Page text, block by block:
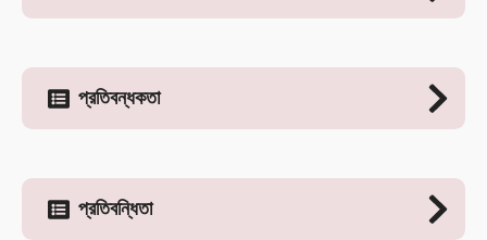
প্রতিবন্ধকতা
প্রতিবন্ধিতা